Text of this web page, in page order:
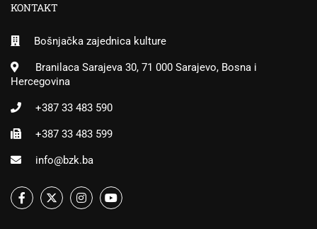
KONTAKT
Bošnjačka zajednica kulture
Branilaca Sarajeva 30, 71 000 Sarajevo, Bosna i
Hercegovina
+387 33 483 590
+387 33 483 599
info@bzk.ba